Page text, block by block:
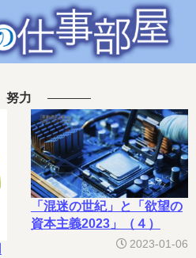
努力
「混迷の世紀」と「欲望の
資本主義2023」（４）
2023-01-06